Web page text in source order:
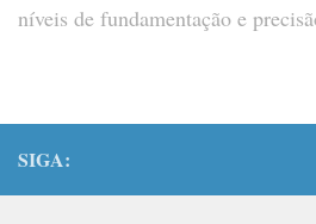
níveis de fundamentação e
SIGA: